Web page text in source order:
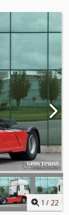
1 / 22